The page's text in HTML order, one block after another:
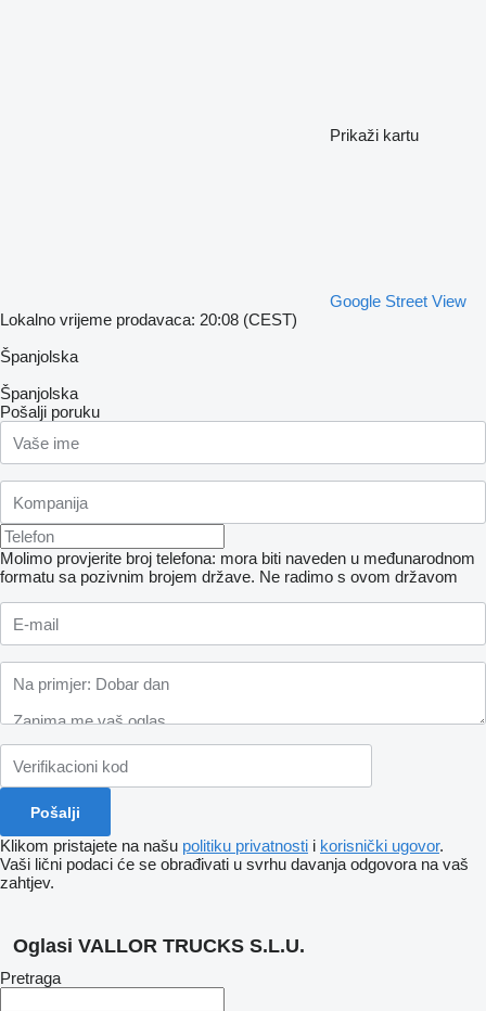
Prikaži kartu
Google Street View
Lokalno vrijeme prodavaca: 20:08 (CEST)
Španjolska
Španjolska
Pošalji poruku
Molimo provjerite broj telefona: mora biti naveden u međunarodnom
formatu sa pozivnim brojem države. Ne radimo s ovom državom
Klikom pristajete na našu politiku privatnosti i korisnički ugovor.
Vaši lični podaci će se obrađivati ​​u svrhu davanja odgovora na vaš
zahtjev.
Oglasi VALLOR TRUCKS S.L.U.
Pretraga